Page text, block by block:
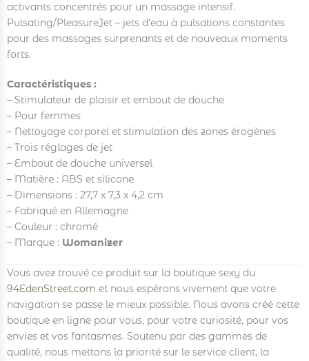
activants concentrés pour un massage intensif.
Pulsating/PleasureJet – jets d’eau à pulsations constantes
pour des massages surprenants et de nouveaux moments
forts.
Caractéristiques :
– Stimulateur de plaisir et embout de douche
– Pour femmes
– Nettoyage corporel et stimulation des zones érogènes
– Trois réglages de jet
– Embout de douche universel
– Matière : ABS et silicone
– Dimensions : 27,7 x 7,3 x 4,2 cm
– Fabriqué en Allemagne
– Couleur : chromé
– Marque : Womanizer
Vous avez trouvé ce produit sur la boutique sexy du
94EdenStreet.com et nous espérons vivement que votre
navigation se passe le mieux possible. Nous avons créé cette
boutique en ligne pour vous, pour votre curiosité, pour vos
envies et vos fantasmes. Soutenu par des gammes de
qualité, nous mettons la priorité sur le service client, la